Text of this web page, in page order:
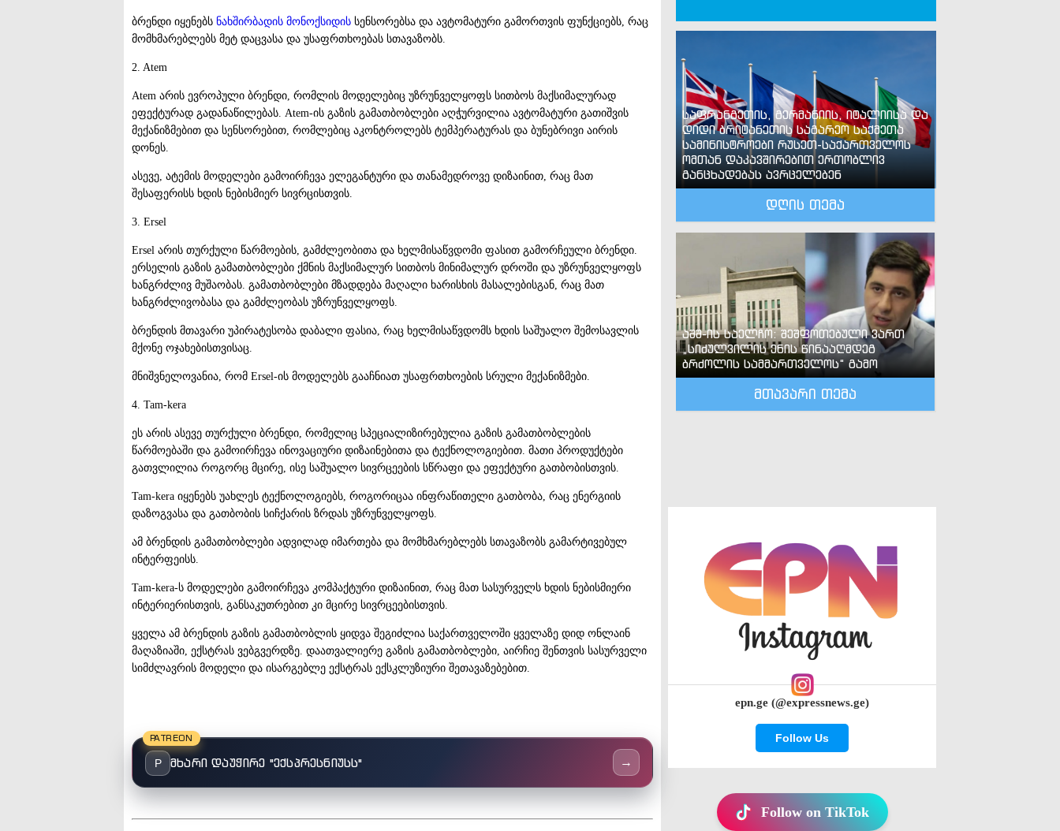
ბრენდი იყენებს ნახშირბადის მონოქსიდის სენსორებსა და ავტომატური გამორთვის ფუნქციებს, რაც
მომხმარებლებს მეტ დაცვასა და უსაფრთხოებას სთავაზობს.
2. Atem
Atem არის ევროპული ბრენდი, რომლის მოდელებიც უზრუნველყოფს სითბოს მაქსიმალურად
ეფექტურად გადანაწილებას. Atem-ის გაზის გამათბობლები აღჭურვილია ავტომატური გათიშვის
მექანიზმებით და სენსორებით, რომლებიც აკონტროლებს ტემპერატურას და ბუნებრივი აირის
დონეს.
ასევე, ატემის მოდელები გამოირჩევა ელეგანტური და თანამედროვე დიზაინით, რაც მათ
შესაფერისს ხდის ნებისმიერ სივრცისთვის.
3. Ersel
Ersel არის თურქული წარმოების, გამძლეობითა და ხელმისაწვდომი ფასით გამორჩეული ბრენდი.
ერსელის გაზის გამათბობლები ქმნის მაქსიმალურ სითბოს მინიმალურ დროში და უზრუნველყოფს
ხანგრძლივ მუშაობას. გამათბობლები მზადდება მაღალი ხარისხის მასალებისგან, რაც მათ
ხანგრძლივობასა და გამძლეობას უზრუნველყოფს.
ბრენდის მთავარი უპირატესობა დაბალი ფასია, რაც ხელმისაწვდომს ხდის საშუალო შემოსავლის
მქონე ოჯახებისთვისაც.
მნიშვნელოვანია, რომ Ersel-ის მოდელებს გააჩნიათ უსაფრთხოების სრული მექანიზმები.
4. Tam-kera
ეს არის ასევე თურქული ბრენდი, რომელიც სპეციალიზირებულია გაზის გამათბობლების
წარმოებაში და გამოირჩევა ინოვაციური დიზაინებითა და ტექნოლოგიებით. მათი პროდუქტები
გათვლილია როგორც მცირე, ისე საშუალო სივრცეების სწრაფი და ეფექტური გათბობისთვის.
Tam-kera იყენებს უახლეს ტექნოლოგიებს, როგორიცაა ინფრაწითელი გათბობა, რაც ენერგიის
დაზოგვასა და გათბობის სიჩქარის ზრდას უზრუნველყოფს.
ამ ბრენდის გამათბობლები ადვილად იმართება და მომხმარებლებს სთავაზობს გამარტივებულ
ინტერფეისს.
Tam-kera-ს მოდელები გამოირჩევა კომპაქტური დიზაინით, რაც მათ სასურველს ხდის ნებისმიერი
ინტერიერისთვის, განსაკუთრებით კი მცირე სივრცეებისთვის.
ყველა ამ ბრენდის გაზის გამათბობლის ყიდვა შეგიძლია საქართველოში ყველაზე დიდ ონლაინ
მაღაზიაში, ექსტრას ვებგვერდზე. დაათვალიერე გაზის გამათბობლები, აირჩიე შენთვის სასურველი
სიმძლავრის მოდელი და ისარგებლე ექსტრას ექსკლუზიური შეთავაზებებით.
PATREON
P მხარი დაუჭირე "ექსპრესნიუსს" →
საფრანგეთის, გერმანიის, იტალიისა და
დიდი ბრიტანეთის საგარეო საქმეთა
სამინისტროები რუსეთ-საქართველოს
ომთან დაკავშირებით ერთობლივ
განცხადებას ავრცელებენ
დღის თემა
აშშ-ის საელჩო: შეშფოთებული ვართ
„სიძულვილის ენის წინააღმდეგ
ბრძოლის სამმართველოს“ გამო
მთავარი თემა
epn.ge (@expressnews.ge)
Follow Us
Follow on TikTok